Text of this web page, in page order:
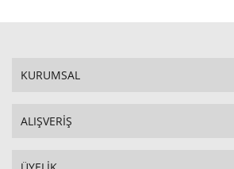
KURUMSAL
ALIŞVERİŞ